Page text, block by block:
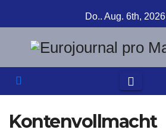
Inhalt
springen
Do.. Aug. 6th, 2026
Kontenvollmacht